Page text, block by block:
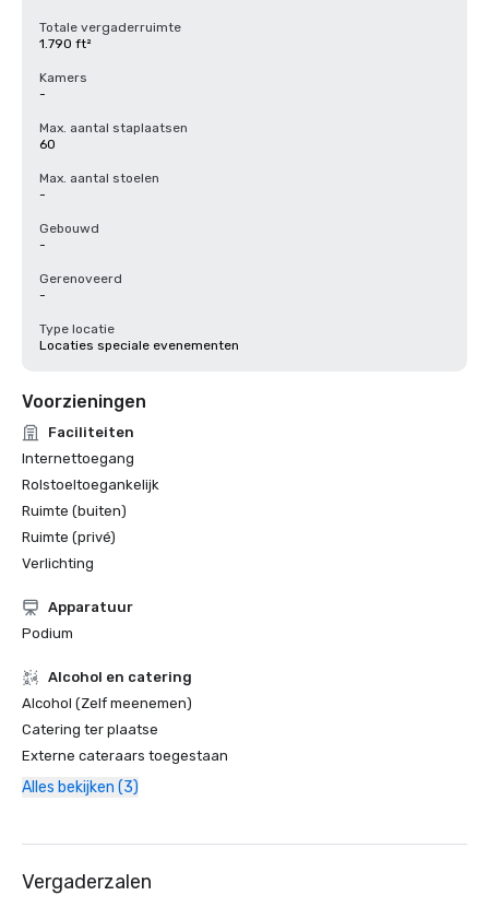
Totale vergaderruimte
1.790 ft²
Kamers
-
Max. aantal staplaatsen
60
Max. aantal stoelen
-
Gebouwd
-
Gerenoveerd
-
Type locatie
Locaties speciale evenementen
Voorzieningen
Faciliteiten
Internettoegang
Rolstoeltoegankelijk
Ruimte (buiten)
Ruimte (privé)
Verlichting
Apparatuur
Podium
Alcohol en catering
Alcohol (Zelf meenemen)
Catering ter plaatse
Externe cateraars toegestaan
Alles bekijken (3)
Vergaderzalen